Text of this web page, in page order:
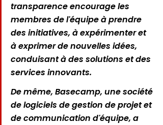
transparence encourage les
membres de l'équipe à prendre
des initiatives, à expérimenter et
à exprimer de nouvelles idées,
conduisant à des solutions et des
services innovants.
De même, Basecamp, une société
de logiciels de gestion de projet et
de communication d'équipe, a